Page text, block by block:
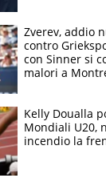
Zverev, addio
contro
con Sinner si
malori a
Kelly Doualla
Mondiali U20,
incendio la